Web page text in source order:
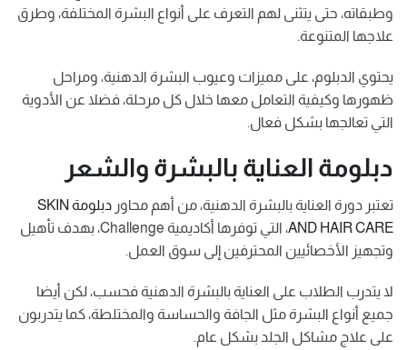
وطبقاته، حتى يتثنى لهم التعرف على أنواع البشرة المختلفة، وطرق
علاجها المتنوعة.
يحتوي الدبلوم، على مميزات وعيوب البشرة الدهنية، ومراحل
ظهورها وكيفية التعامل معها خلال كل مرحلة، فضلا عن الأدوية
التي تعالجها بشكل فعال.
دبلومة العناية بالبشرة والشعر
تعتبر دورة العناية بالبشرة الدهنية، من أهم محاور
دبلومة SKIN
AND HAIR CARE
، التي توفرها أكاديمية Challenge، بهدف تأهيل
وتجهيز الأخصائيين المحترفين إلى سوق العمل.
لا يتدرب الطلاب على العناية بالبشرة الدهنية فحسب، لكن أيضا
جميع أنواع البشرة مثل الجافة والحساسة والمختلطة، كما يتدربون
على علاج مشاكل الجلد بشكل عام.